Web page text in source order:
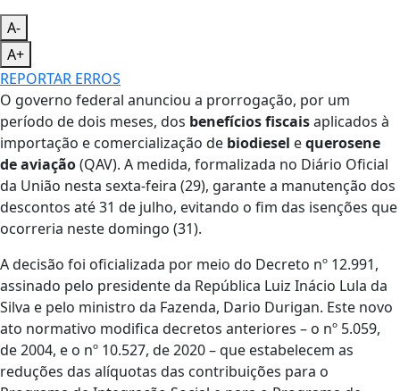
A-
A+
REPORTAR ERROS
O governo federal anunciou a prorrogação, por um
período de dois meses, dos benefícios fiscaisaplicados à
importação e comercialização de biodiesel equerosene
de aviação(QAV). A medida, formalizada no Diário Oficial
da União nesta sexta-feira (29), garante a manutenção dos
descontos até 31 de julho, evitando o fim das isenções que
ocorreria neste domingo (31).
A decisão foi oficializada por meio do Decreto nº 12.991,
assinado pelo presidente da República Luiz Inácio Lula da
Silva e pelo ministro da Fazenda, Dario Durigan. Este novo
ato normativo modifica decretos anteriores – o nº 5.059,
de 2004, e o nº 10.527, de 2020 – que estabelecem as
reduções das alíquotas das contribuições para o